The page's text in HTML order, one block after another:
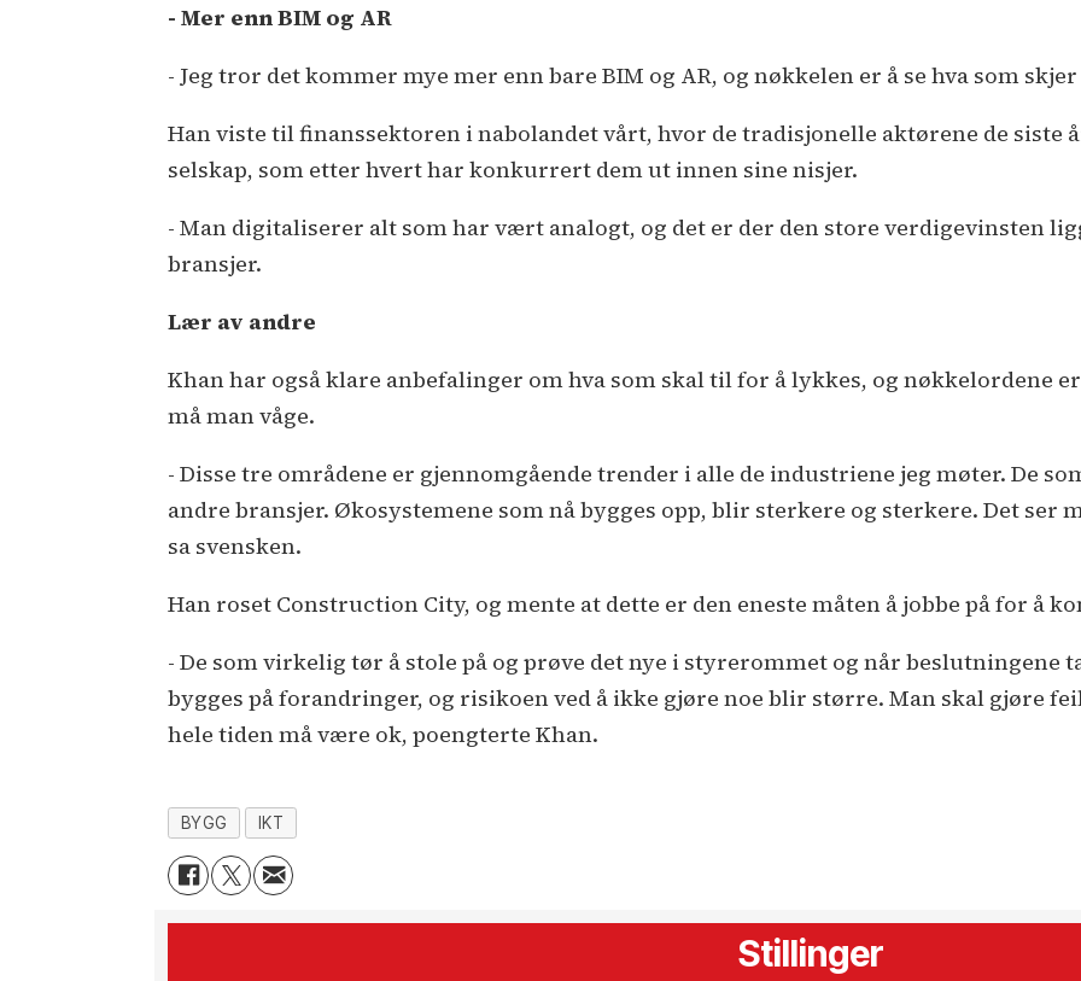
- Mer enn BIM og AR
- Jeg tror det kommer mye mer enn bare BIM og AR, og nøkkelen er å se hva som
Han viste til finanssektoren i nabolandet vårt, hvor de tradisjonelle aktørene de siste
selskap, som etter hvert har konkurrert dem ut innen sine nisjer.
- Man digitaliserer alt som har vært analogt, og det er der den store verdigevinsten
bransjer.
Lær av andre
Khan har også klare anbefalinger om hva som skal til for å lykkes, og nøkkelordene
må man våge.
- Disse tre områdene er gjennomgående trender i alle de industriene jeg møter. De
andre bransjer. Økosystemene som nå bygges opp, blir sterkere og sterkere. Det ser
sa svensken.
Han roset Construction City, og mente at dette er den eneste måten å jobbe på for å
- De som virkelig tør å stole på og prøve det nye i styrerommet og når beslutningene
bygges på forandringer, og risikoen ved å ikke gjøre noe blir større. Man skal gjøre
hele tiden må være ok, poengterte Khan.
BYGG IKT
Stillinger